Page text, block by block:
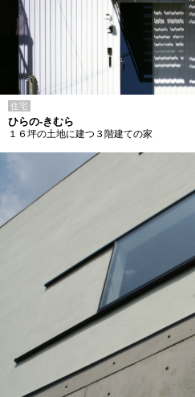
住宅
ひらの-きむら
１６坪の土地に建つ３階建ての家